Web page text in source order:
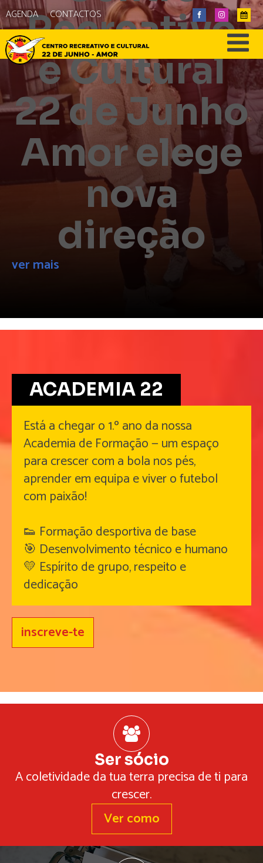
AGENDA CONTACTOS
Recreativo
e Cultural
22 de Junho
Amor elege
nova
direção
ver mais
ACADEMIA 22
Está a chegar o 1.º ano da nossa
Academia de Formação — um espaço
para crescer com a bola nos pés,
aprender em equipa e viver o futebol
com paixão!
👟 Formação desportiva de base
🎯 Desenvolvimento técnico e humano
💛 Espírito de grupo, respeito e
dedicação
inscreve-te
Ser sócio
A coletividade da tua terra precisa de ti para
crescer.
Ver como